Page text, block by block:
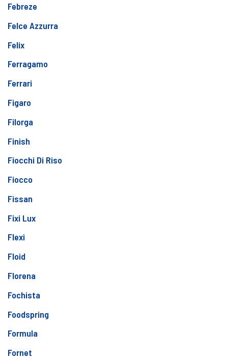
Febreze
Felce Azzurra
Felix
Ferragamo
Ferrari
Figaro
Filorga
Finish
Fiocchi Di Riso
Fiocco
Fissan
Fixi Lux
Flexi
Floid
Florena
Fochista
Foodspring
Formula
Fornet